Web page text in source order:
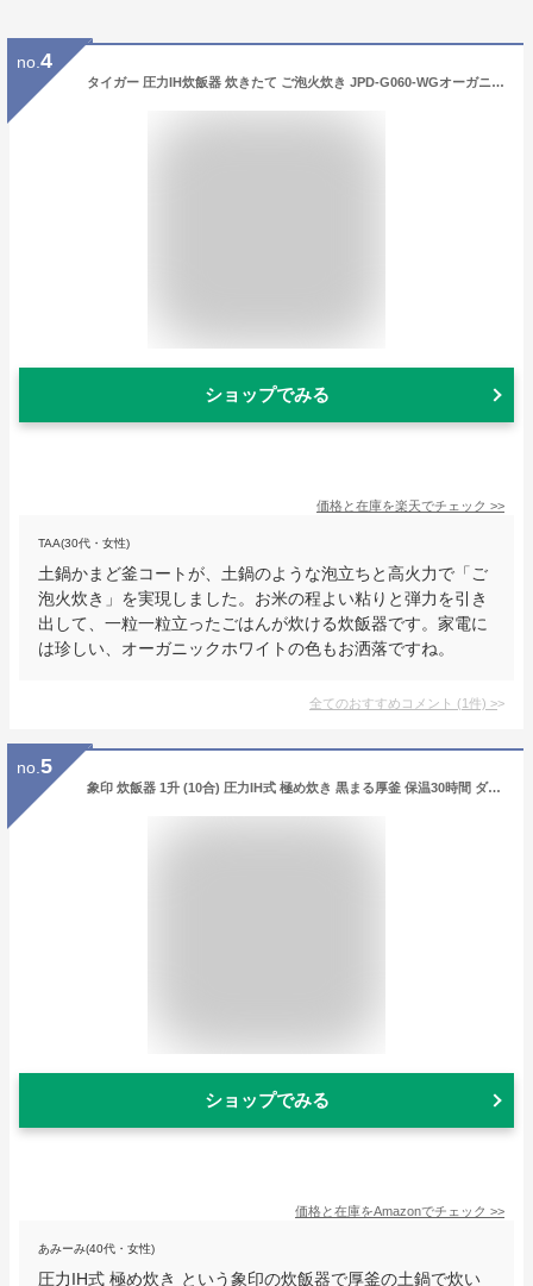
no. 4
タイガー 圧力IH炊飯器 炊きたて ご泡火炊き JPD-G060-WGオーガニックホワイト [3.5合炊き]
ショップでみる
価格と在庫を楽天でチェック >>
TAA(30代・女性)
土鍋かまど釜コートが、土鍋のような泡立ちと高火力で「ご
泡火炊き」を実現しました。お米の程よい粘りと弾力を引き
出して、一粒一粒立ったごはんが炊ける炊飯器です。家電に
は珍しい、オーガニックホワイトの色もお洒落ですね。
全てのおすすめコメント (1件) >
no. 5
象印 炊飯器 1升 (10合) 圧力IH式 極め炊き 黒まる厚釜 保温30時間 ダークブラウン NP-ZW18-TD
ショップでみる
価格と在庫をAmazonでチェック >>
あみーみ(40代・女性)
圧力IH式 極め炊き という象印の炊飯器で厚釜の土鍋で炊い